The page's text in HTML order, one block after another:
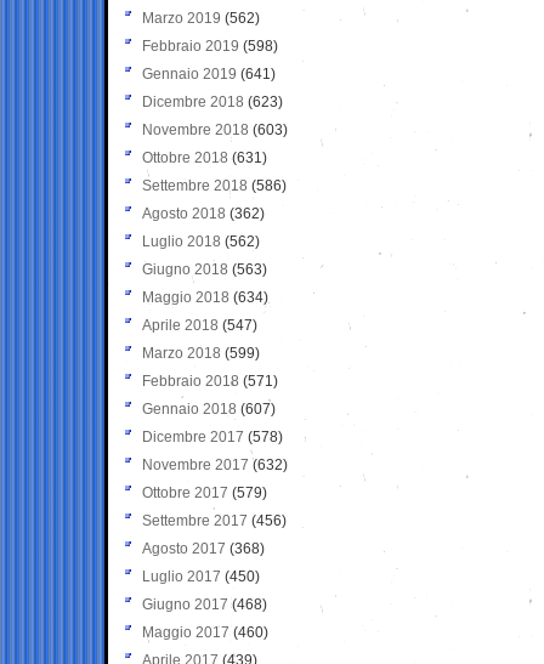
Marzo 2019 (562)
Febbraio 2019 (598)
Gennaio 2019 (641)
Dicembre 2018 (623)
Novembre 2018 (603)
Ottobre 2018 (631)
Settembre 2018 (586)
Agosto 2018 (362)
Luglio 2018 (562)
Giugno 2018 (563)
Maggio 2018 (634)
Aprile 2018 (547)
Marzo 2018 (599)
Febbraio 2018 (571)
Gennaio 2018 (607)
Dicembre 2017 (578)
Novembre 2017 (632)
Ottobre 2017 (579)
Settembre 2017 (456)
Agosto 2017 (368)
Luglio 2017 (450)
Giugno 2017 (468)
Maggio 2017 (460)
Aprile 2017 (439)